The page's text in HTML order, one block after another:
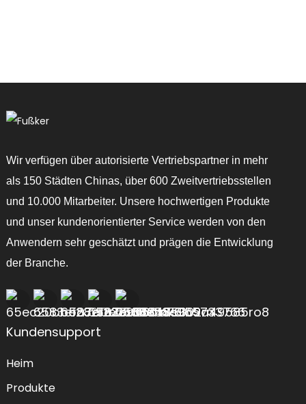
Wir verfügen über autorisierte Vertriebspartner in mehr
als 150 Städten Chinas, über 600 Zweitvertriebsstellen
und 10.000 Mitarbeiter. Unsere hochwertigen Produkte
und unser kundenorientierter Service werden von den
Anwendern sehr geschätzt und prägen die Entwicklung
der Branche.
Kundensupport
Heim
Produkte